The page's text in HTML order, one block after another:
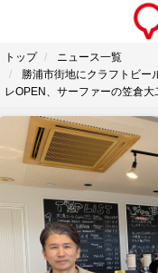
トップ
ニュース一覧
勝浦市街地にクラフトビー
レOPEN、サーファーの笠倉